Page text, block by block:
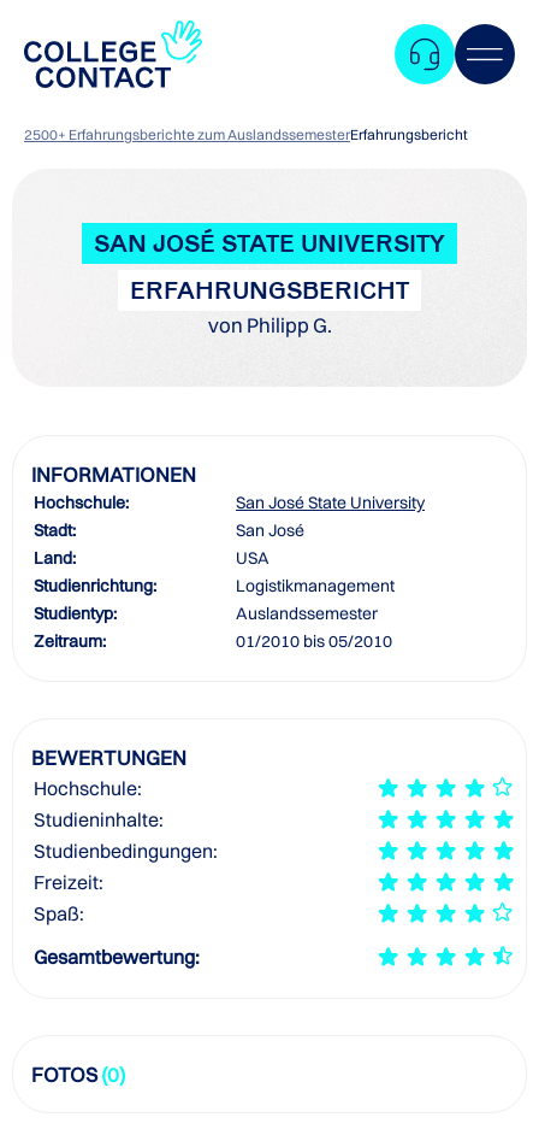
2500+ Erfahrungsberichte zum AuslandssemesterErfahrungsbericht
SAN JOSÉ STATE UNIVERSITY
ERFAHRUNGSBERICHT
von Philipp G.
INFORMATIONEN
Hochschule:
San José State University
Stadt:
San José
Land:
USA
Studienrichtung:
Logistikmanagement
Studientyp:
Auslandssemester
Zeitraum:
01/2010 bis 05/2010
BEWERTUNGEN
Hochschule:
Studieninhalte:
Studienbedingungen:
Freizeit:
Spaß:
Gesamtbewertung:
FOTOS(0)